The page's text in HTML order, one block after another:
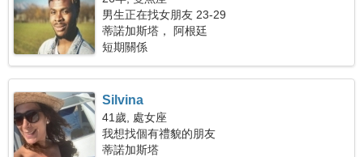
男生正在找女朋友 23-29
蒂諾加斯塔， 阿根廷
短期關係
Silvina
41歲, 處女座
我想找個有禮貌的朋友
蒂諾加斯塔